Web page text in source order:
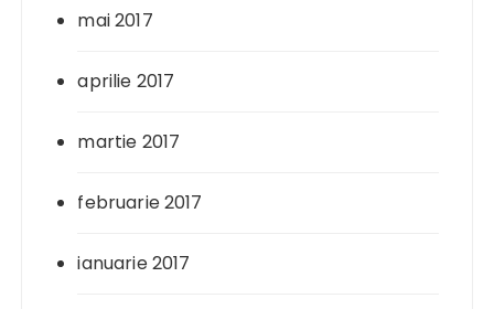
mai 2017
aprilie 2017
martie 2017
februarie 2017
ianuarie 2017